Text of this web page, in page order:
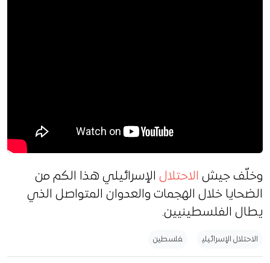
وخلّف جيش الاحتلال الإسرائيلي هذا الكم من
الضحايا خلال الهجمات والعدوان المتواصل الذي
يطال الفلسطينيين.
الاحتلال الإسرائيلي فلسطين